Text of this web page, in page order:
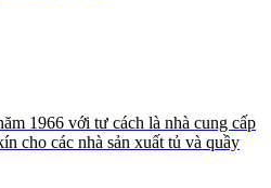
1966 với tư cách là nhà cung cấp
cho các nhà sản xuất tủ và quầy